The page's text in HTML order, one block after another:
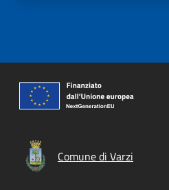
Comune di Varzi